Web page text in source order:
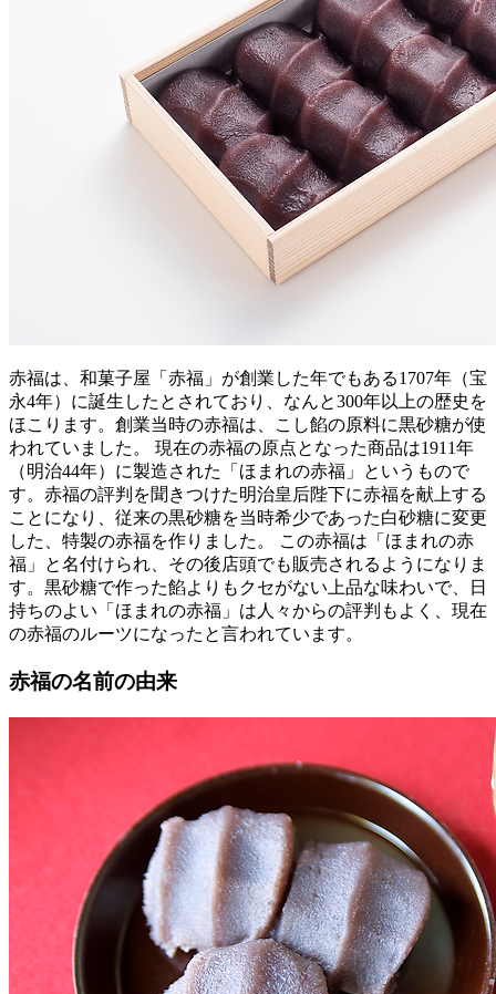
赤福は、和菓子屋「赤福」が創業した年でもある1707年（宝
永4年）に誕生したとされており、なんと300年以上の歴史を
ほこります。創業当時の赤福は、こし餡の原料に黒砂糖が使
われていました。 現在の赤福の原点となった商品は1911年
（明治44年）に製造された「ほまれの赤福」というもので
す。赤福の評判を聞きつけた明治皇后陛下に赤福を献上する
ことになり、従来の黒砂糖を当時希少であった白砂糖に変更
した、特製の赤福を作りました。 この赤福は「ほまれの赤
福」と名付けられ、その後店頭でも販売されるようになりま
す。黒砂糖で作った餡よりもクセがない上品な味わいで、日
持ちのよい「ほまれの赤福」は人々からの評判もよく、現在
の赤福のルーツになったと言われています。
赤福の名前の由来